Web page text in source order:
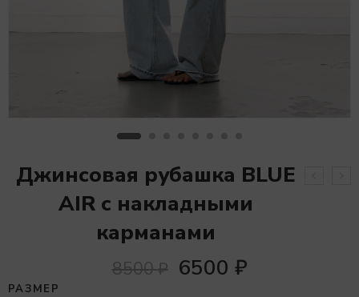
Джинсовая рубашка BLUE
AIR с накладными
карманами
8500₽ 6500 ₽
РАЗМЕР